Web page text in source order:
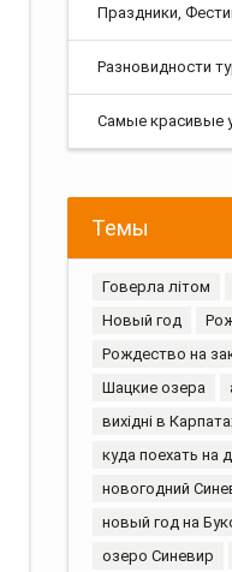
Праздники,
Разновидности
Самые красивые
Темы
Говерла літом
Новый год
Рождество на
Шацкие озера
вихідні в
куда поехать на
новогодний
новый год на
озеро Синевир